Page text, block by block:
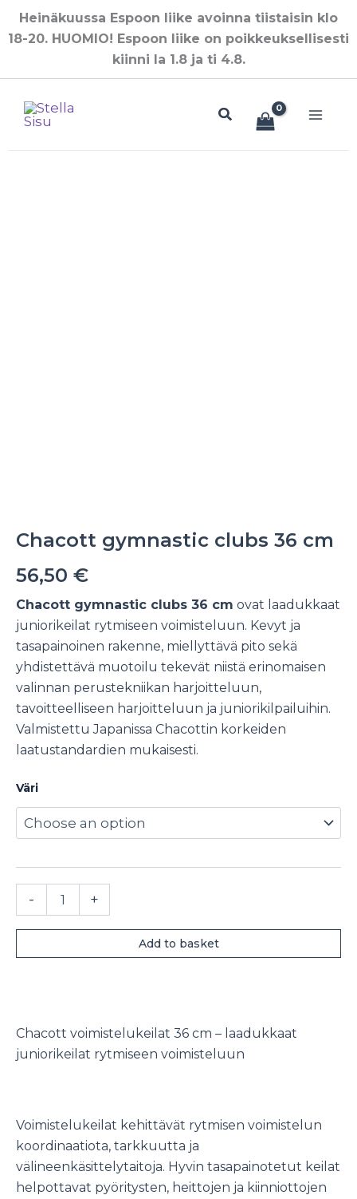
Skip
to
Heinäkuussa Espoon liike avoinna tiistaisin klo
18-20. HUOMIO! Espoon liike on poikkeuksellisesti
kiinni la 1.8 ja ti 4.8.
Search
Chacott gymnastic clubs 36 cm
56,50 €
Chacott gymnastic clubs 36 cm ovat laadukkaat
juniorikeilat rytmiseen voimisteluun. Kevyt ja
tasapainoinen rakenne, miellyttävä pito sekä
yhdistettävä muotoilu tekevät niistä erinomaisen
valinnan perustekniikan harjoitteluun,
tavoitteelliseen harjoitteluun ja juniorikilpailuihin.
Valmistettu Japanissa Chacottin korkeiden
laatustandardien mukaisesti.
Väri
-
voimistelukeilat
quantity
+
Add to basket
Chacott voimistelukeilat 36 cm – laadukkaat
juniorikeilat rytmiseen voimisteluun
Voimistelukeilat kehittävät rytmisen voimistelun
koordinaatiota, tarkkuutta ja
välineenkäsittelytaitoja. Hyvin tasapainotetut keilat
helpottavat pyöritysten, heittojen ja kiinniottojen